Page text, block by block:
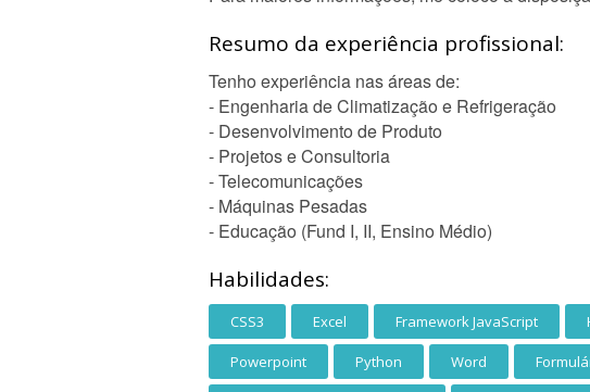
Resumo da experiência profissional:
Tenho experiência nas áreas de:
- Engenharia de Climatização e Refrigeração
- Desenvolvimento de Produto
- Projetos e Consultoria
- Telecomunicações
- Máquinas Pesadas
- Educação (Fund I, II, Ensino Médio)
Habilidades:
CSS3 Excel Framework JavaScript
Powerpoint Python Word